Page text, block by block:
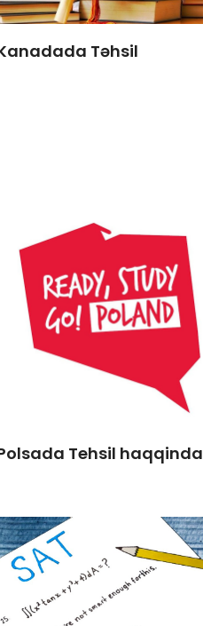
Təhsil
Tehsil haqqinda